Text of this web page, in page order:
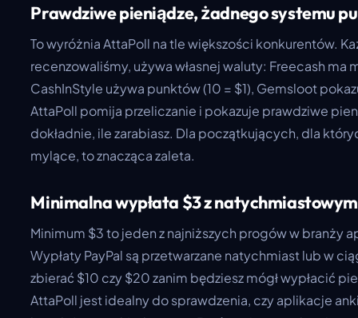
Prawdziwe pieniądze, żadnego systemu
To wyróżnia AttaPoll na tle większości konkurentów.
recenzowaliśmy, używa własnej waluty: Freecash ma
CashInStyle używa punktów (10 = $1), Gemsloot
AttaPoll pomija przeliczanie i pokazuje prawdziwe
dokładnie, ile zarabiasz. Dla początkujących, dla
mylące, to znacząca zaleta.
Minimalna wypłata $3 z
Minimum $3 to jeden z najniższych progów w branży
Wypłaty PayPal są przetwarzane natychmiast lub w
zbierać $10 czy $20 zanim będziesz mógł wypłacić
AttaPoll jest idealny do sprawdzenia, czy aplikacje